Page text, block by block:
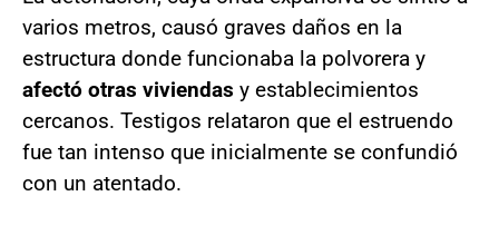
varios metros, causó graves daños en la
estructura donde funcionaba la polvorera y
afectó otras viviendas y establecimientos
cercanos. Testigos relataron que el estruendo
fue tan intenso que inicialmente se confundió
con un atentado.